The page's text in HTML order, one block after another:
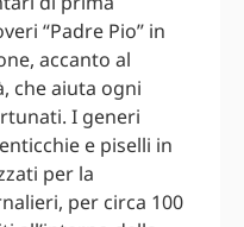
“Padre Pio” in
accanto al
che aiuta ogni
I generi
e piselli in
per la
per circa 100